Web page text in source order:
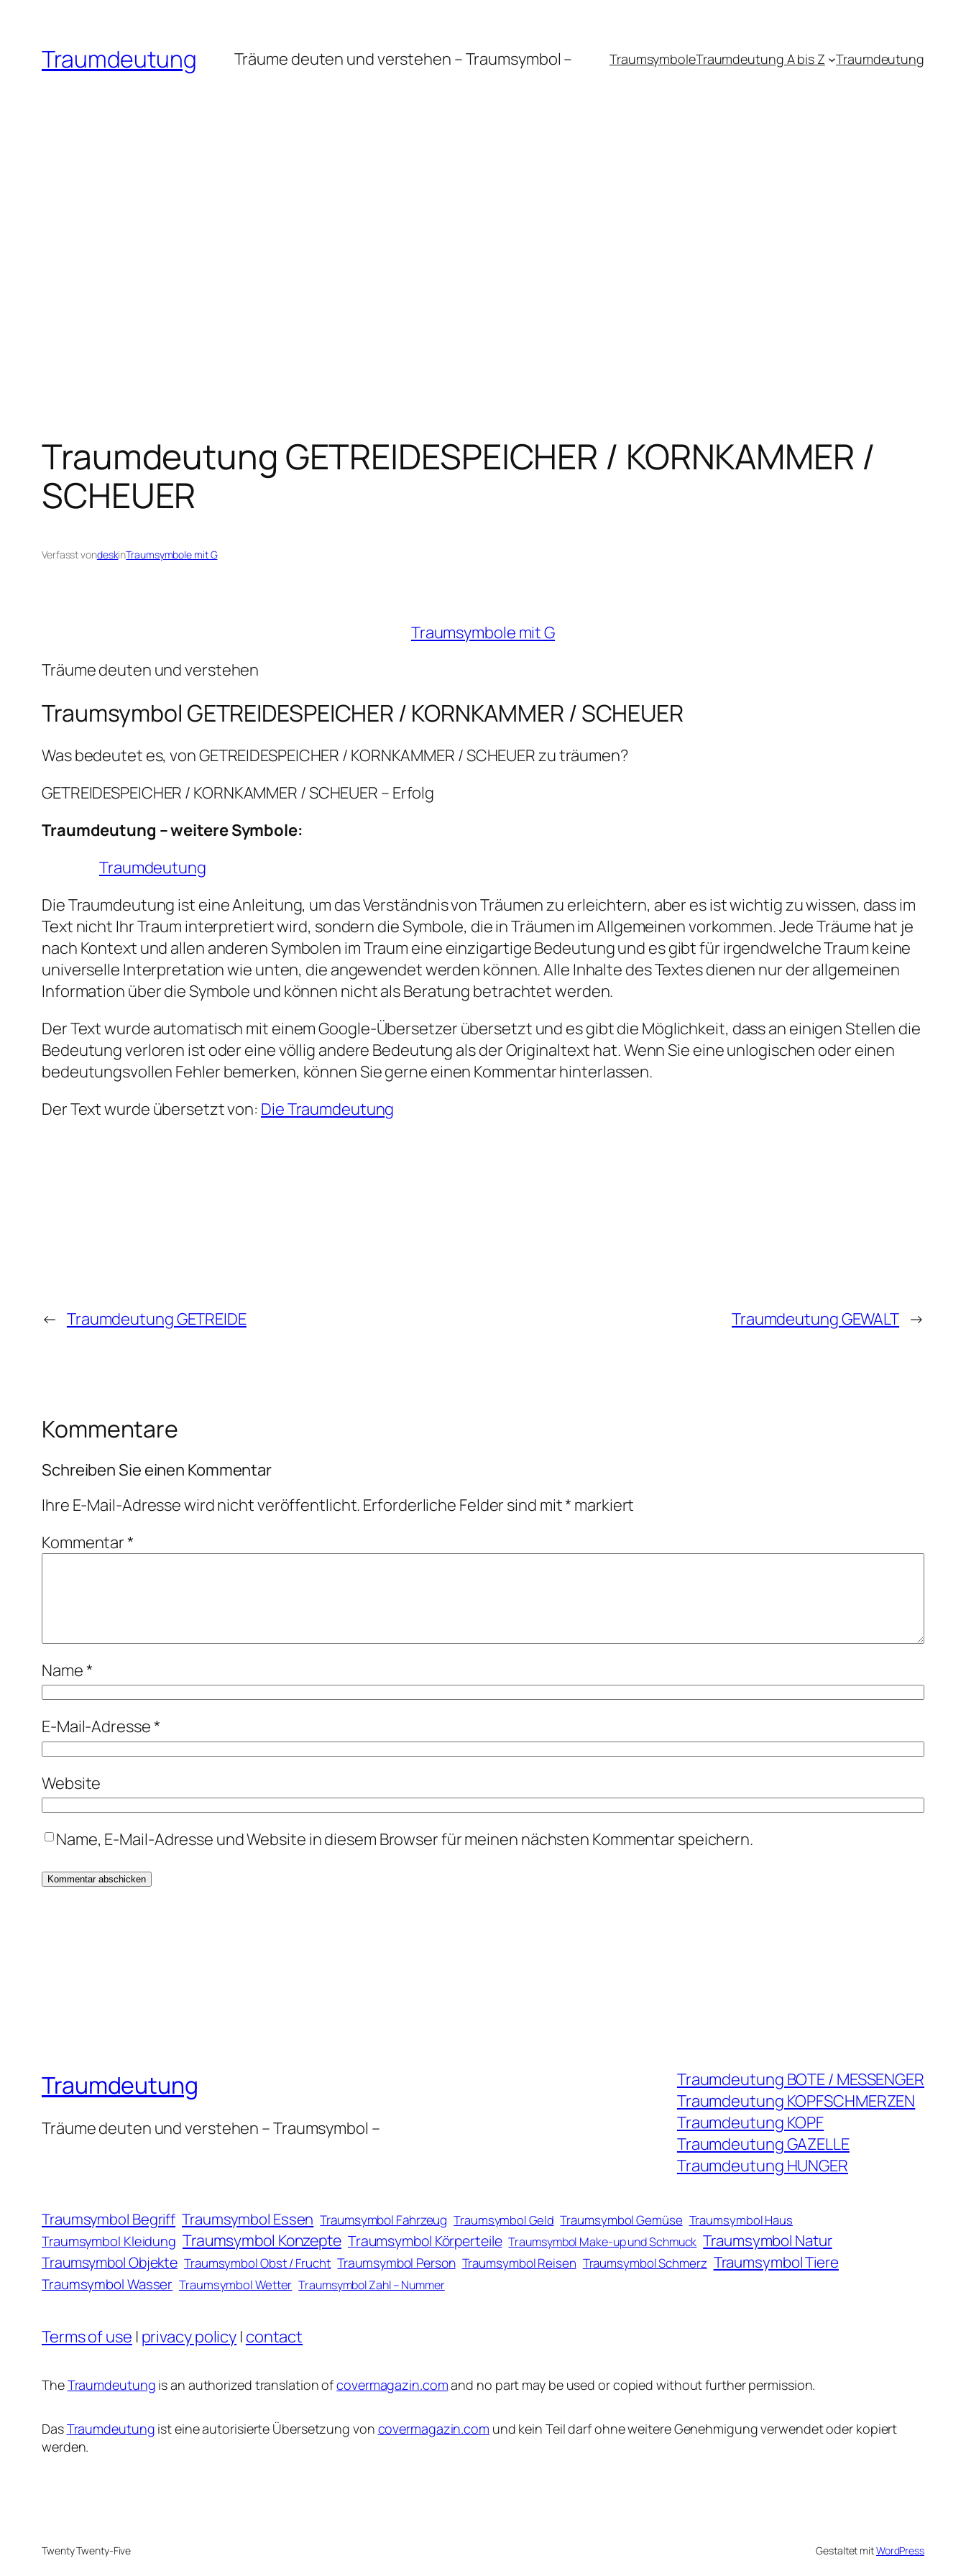
springenTraumdeutung Träume deuten und verstehen – Traumsymbol – TraumsymboleTraumdeutung A bis Z Traumdeutung
Traumdeutung GETREIDESPEICHER / KORNKAMMER /
SCHEUER
Verfasst vondeskinTraumsymbole mit G
Traumsymbole mit G
Träume deuten und verstehen
Traumsymbol GETREIDESPEICHER / KORNKAMMER / SCHEUER
Was bedeutet es, von GETREIDESPEICHER / KORNKAMMER / SCHEUER zu träumen?
GETREIDESPEICHER / KORNKAMMER / SCHEUER – Erfolg
Traumdeutung – weitere Symbole:
Traumdeutung
Die Traumdeutung ist eine Anleitung, um das Verständnis von Träumen zu erleichtern, aber es ist wichtig zu wissen, dass im
Text nicht Ihr Traum interpretiert wird, sondern die Symbole, die in Träumen im Allgemeinen vorkommen. Jede Träume hat je
nach Kontext und allen anderen Symbolen im Traum eine einzigartige Bedeutung und es gibt für irgendwelche Traum keine
universelle Interpretation wie unten, die angewendet werden können. Alle Inhalte des Textes dienen nur der allgemeinen
Information über die Symbole und können nicht als Beratung betrachtet werden.
Der Text wurde automatisch mit einem Google-Übersetzer übersetzt und es gibt die Möglichkeit, dass an einigen Stellen die
Bedeutung verloren ist oder eine völlig andere Bedeutung als der Originaltext hat. Wenn Sie eine unlogischen oder einen
bedeutungsvollen Fehler bemerken, können Sie gerne einen Kommentar hinterlassen.
Der Text wurde übersetzt von: Die Traumdeutung
← Traumdeutung GETREIDE Traumdeutung GEWALT →
Kommentare
Schreiben Sie einen Kommentar
Ihre E-Mail-Adresse wird nicht veröffentlicht. Erforderliche Felder sind mit* markiert
Kommentar*
Name*
E-Mail-Adresse*
Website
Name, E-Mail-Adresse und Website in diesem Browser für meinen nächsten Kommentar speichern.
Traumdeutung
Träume deuten und verstehen – Traumsymbol –
Traumdeutung BOTE / MESSENGER
Traumdeutung KOPFSCHMERZEN
Traumdeutung KOPF
Traumdeutung GAZELLE
Traumdeutung HUNGER
Traumsymbol Begriff Traumsymbol Essen Traumsymbol Fahrzeug Traumsymbol Geld Traumsymbol Gemüse Traumsymbol Haus
Traumsymbol Kleidung Traumsymbol Konzepte Traumsymbol Körperteile Traumsymbol Make-up und Schmuck Traumsymbol Natur
Traumsymbol Objekte Traumsymbol Obst / Frucht Traumsymbol Person Traumsymbol Reisen Traumsymbol Schmerz Traumsymbol Tiere
Traumsymbol Wasser Traumsymbol Wetter Traumsymbol Zahl – Nummer
Terms of use | privacy policy | contact
TheTraumdeutung is an authorized translation ofcovermagazin.comand no part may be used or copied without further permission.
DasTraumdeutung ist eine autorisierte Übersetzung von covermagazin.com und kein Teil darf ohne weitere Genehmigung verwendet oder kopiert
werden.
Twenty Twenty-Five Gestaltet mitWordPress